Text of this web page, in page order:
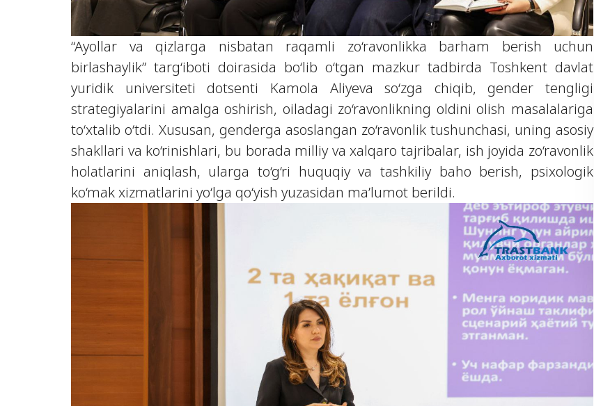
“Ayollar va qizlarga nisbatan raqamli zo‘ravonlikka barham berish uchun
birlashaylik” targ‘iboti doirasida bo‘lib o‘tgan mazkur tadbirda Toshkent davlat
yuridik universiteti dotsenti Kamola Aliyeva so‘zga chiqib, gender tengligi
strategiyalarini amalga oshirish, oiladagi zo‘ravonlikning oldini olish masalalariga
to‘xtalib o‘tdi. Xususan, genderga asoslangan zo‘ravonlik tushunchasi, uning asosiy
shakllari va ko‘rinishlari, bu borada milliy va xalqaro tajribalar, ish joyida zo‘ravonlik
holatlarini aniqlash, ularga to‘g‘ri huquqiy va tashkiliy baho berish, psixologik
ko‘mak xizmatlarini yo‘lga qo‘yish yuzasidan ma’lumot berildi.